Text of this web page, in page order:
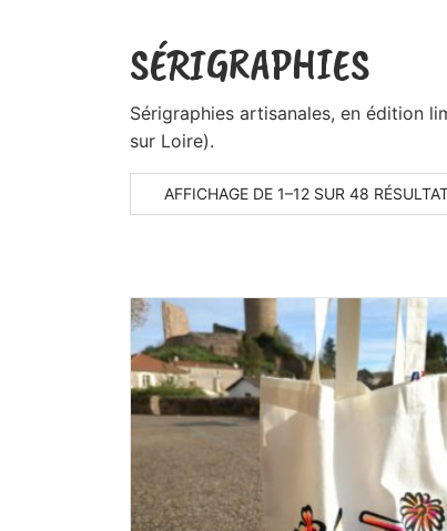
SÉRIGRAPHIES
Sérigraphies artisanales, en édition
sur Loire).
AFFICHAGE DE 1–12 SUR 48